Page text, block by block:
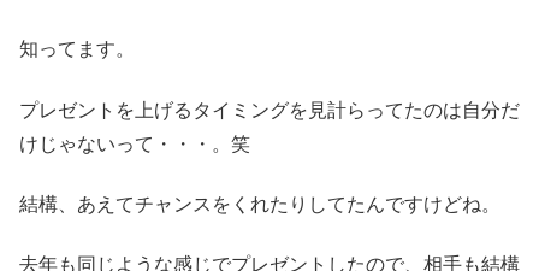
知ってます。
プレゼントを上げるタイミングを見計らってたのは自分だ
けじゃないって・・・。笑
結構、あえてチャンスをくれたりしてたんですけどね。
去年も同じような感じでプレゼントしたので、相手も結構